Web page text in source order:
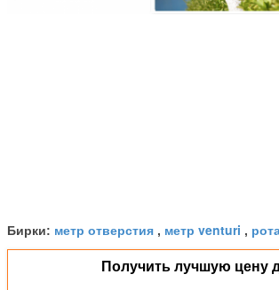
Бирки: метр отверстия , метр venturi ,
Получить лучшую цену